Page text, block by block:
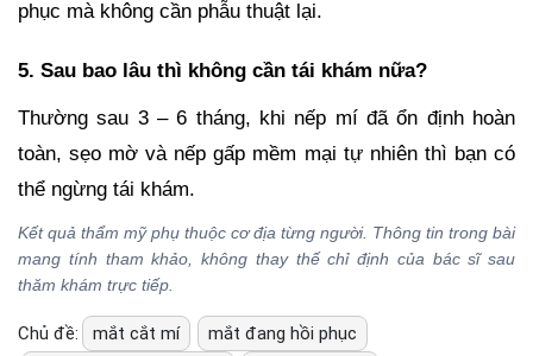
phục mà không cần phẫu thuật lại.
5. Sau bao lâu thì không cần tái khám nữa?
Thường sau 3 – 6 tháng, khi nếp mí đã ổn định hoàn
toàn, sẹo mờ và nếp gấp mềm mại tự nhiên thì bạn có
thể ngừng tái khám.
Kết quả thẩm mỹ phụ thuộc cơ địa từng người. Thông tin trong bài
mang tính tham khảo, không thay thế chỉ định của bác sĩ sau
thăm khám trực tiếp.
Chủ đề: mắt cắt mí
mắt đang hồi phục